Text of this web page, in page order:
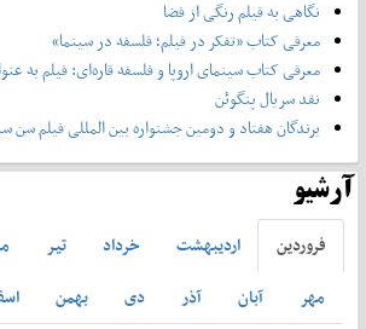
نگاهی به فیلم رنگی از فضا
معرفی کتاب «تفکر در فیلم؛ فلسفه در سینما»
معرفی کتاب سینمای اروپا و فلسفه قاره‌ای: فیلم به
نقد سریال پنگوئن
برندگان هفتاد و دومین جشنواره بین المللی فیلم
آرشیو
فروردين ارديبهشت خرداد تير
مهر
آبان آذر دی بهمن